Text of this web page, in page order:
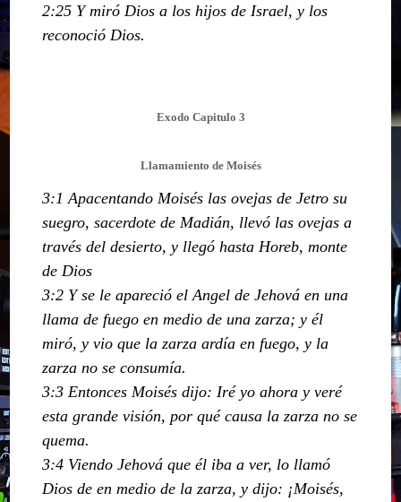
2:25 Y miró Dios a los hijos de Israel, y los
reconoció Dios.
Exodo Capitulo 3
Llamamiento de Moisés
3:1 Apacentando Moisés las ovejas de Jetro su
suegro, sacerdote de Madián, llevó las ovejas a
través del desierto, y llegó hasta Horeb, monte
de Dios
3:2 Y se le apareció el Angel de Jehová en una
llama de fuego en medio de una zarza; y él
miró, y vio que la zarza ardía en fuego, y la
zarza no se consumía.
3:3 Entonces Moisés dijo: Iré yo ahora y veré
esta grande visión, por qué causa la zarza no se
quema.
3:4 Viendo Jehová que él iba a ver, lo llamó
Dios de en medio de la zarza, y dijo: ¡Moisés,